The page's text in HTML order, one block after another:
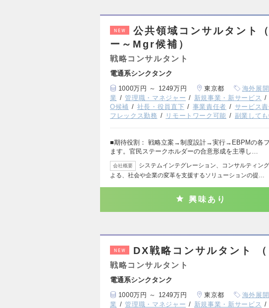
NEW
公共領域コンサルタント
ー～Mgr候補）
戦略コンサルタント
電通系シンクタンク
1000万円 ～ 1249万円 東京都 海外展
業
管理職・マネジャー 新規事業・新サービス
O候補
社長・役員直下 事業責任者 サービス
フレックス勤務
リモートワーク可能 副業して
■期待役割： 戦略立案→制度設計→実行→EBPMの各
ます。官民ステークホルダーの合意形成を主導し…
会社概要
システムインテグレーション、コンサルティン
よる、社会や企業の変革を支援するソリューションの提…
興味あり
NEW DX戦略コンサルタント
戦略コンサルタント
電通系シンクタンク
1000万円 ～ 1249万円 東京都 海外展
業
管理職・マネジャー 新規事業・新サービス